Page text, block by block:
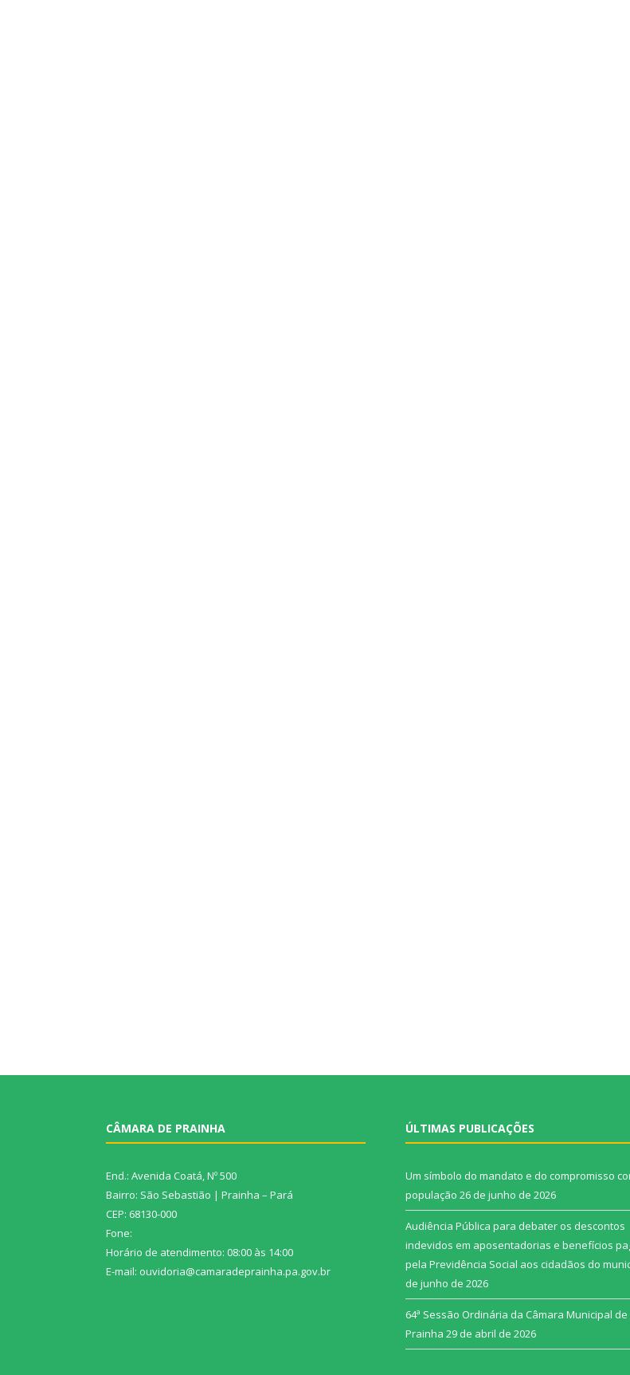
CÂMARA DE PRAINHA
End.: Avenida Coatá, Nº 500
Bairro: São Sebastião | Prainha – Pará
CEP: 68130-000
Fone:
Horário de atendimento: 08:00 às 14:00
E-mail: ouvidoria@camaradeprainha.pa.gov.br
ÚLTIMAS PUBLICAÇÕES
Um símbolo do mandato e do compromisso
população 26 de junho de 2026
Audiência Pública para debater os descontos
indevidos em aposentadorias e benefícios
pela Previdência Social aos cidadãos do
de junho de 2026
64ª Sessão Ordinária da Câmara Municipal de
Prainha 29 de abril de 2026